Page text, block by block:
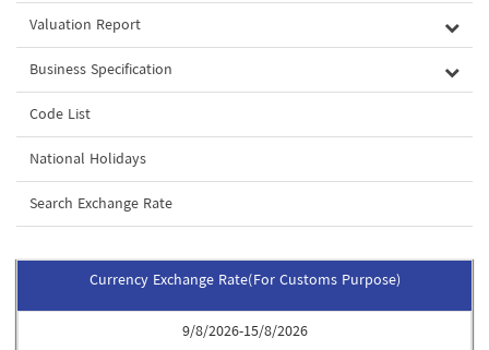
Valuation Report
Business Specification
Code List
National Holidays
Search Exchange Rate
Currency Exchange Rate(For Customs Purpose)
9/8/2026-15/8/2026